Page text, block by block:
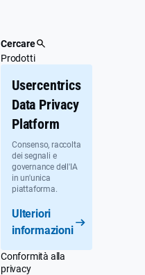
Cercare
Prodotti
Usercentrics
Data Privacy
Platform
Consenso, raccolta
dei segnali e
governance dell'IA
in un'unica
piattaforma.
Ulteriori
informazioni
Conformità alla
privacy